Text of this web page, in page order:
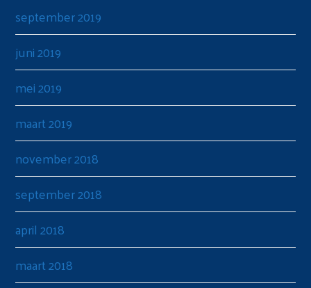
september 2019
juni 2019
mei 2019
maart 2019
november 2018
september 2018
april 2018
maart 2018